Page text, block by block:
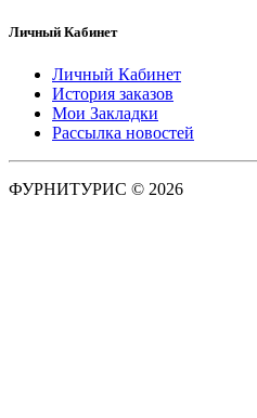
Личный Кабинет
Личный Кабинет
История заказов
Мои Закладки
Рассылка новостей
ФУРНИТУРИС © 2026